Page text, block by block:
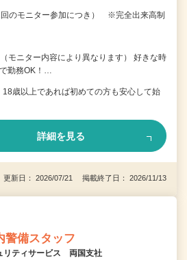
のモニター参加につき） ※完全出来高制
モニター内容により異なります） 好きな時
勤務OK！…
歳以上であれば初めての方も安心して始
詳細を見る
更新日： 2026/07/21 掲載終了日： 2026/11/13
警備スタッフ
リティサービス 両国支社